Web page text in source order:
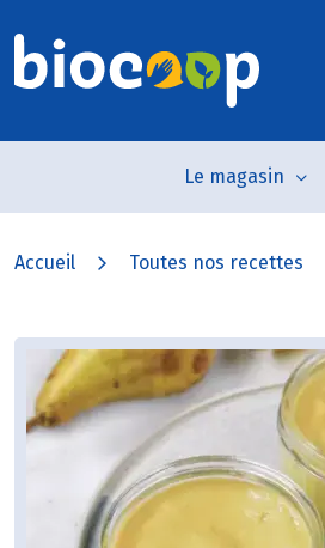
Le magasin
Accueil Toutes nos recettes